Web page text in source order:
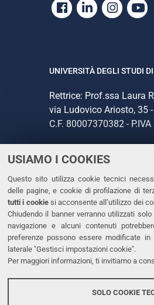
USIAMO I COOKIES
Questo sito utilizza cookie tecnici
delle pagine, e cookie di profilazione di
tutti i cookiesi acconsente all’utilizzo dei
Chiudendo il banner verranno utilizzati
navigazione e alcuni contenuti
preferenze possono essere modificate
laterale "Gestisci impostazioni cookie".
Per maggiori informazioni, ti invitiamo a
SOLO COOKIE
Facebook
Linkedin
UNIVERSITÀ DEGLI STUDI
Rettrice: Prof.ssa Laura
via Ludovico Ariosto, 35
C.F. 80007370382 -
CONTATTI
Tel. +39 0532 293111
Fax. +39 0532 293031
PEC
LINKS
Dichiarazione di